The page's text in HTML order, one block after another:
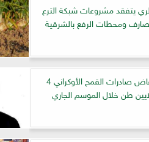
يتفقد مشروعات شبكة الترع
ومحطات الرفع بالشرقية
انخفاض صادرات القمح الأوكراني 4
طن خلال الموسم الجاري